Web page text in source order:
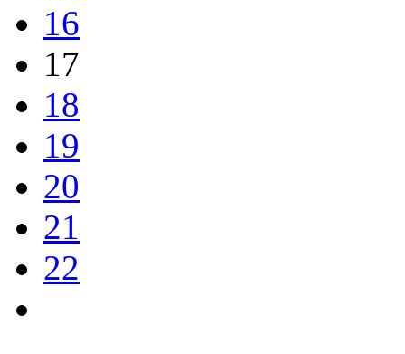
16
17
18
19
20
21
22